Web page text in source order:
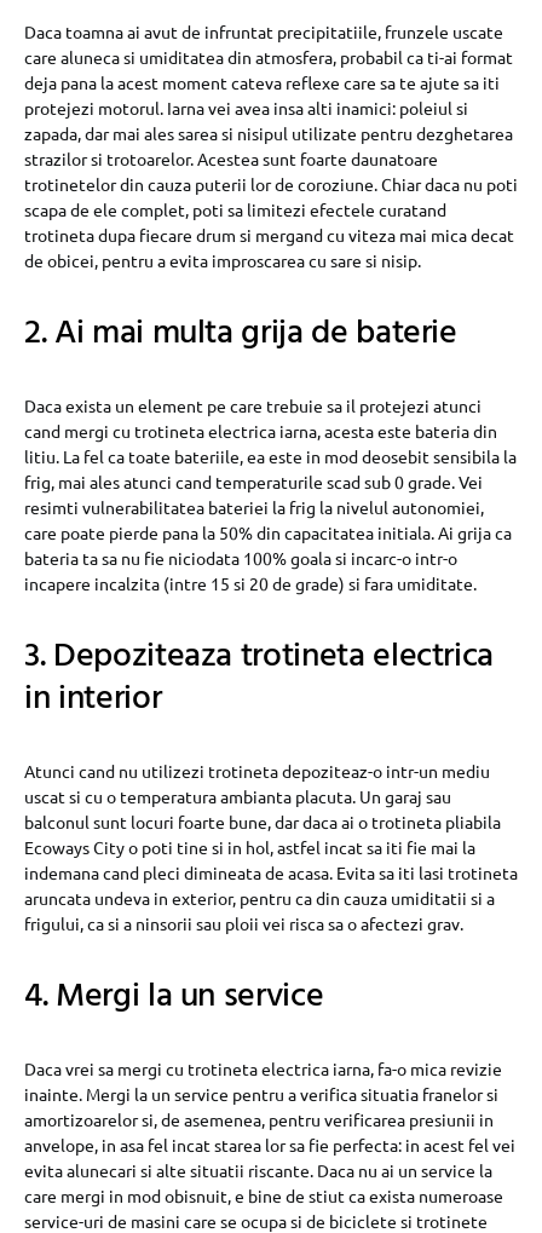
Daca toamna ai avut de infruntat precipitatiile, frunzele uscate
care aluneca si umiditatea din atmosfera, probabil ca ti-ai format
deja pana la acest moment cateva reflexe care sa te ajute sa iti
protejezi motorul. Iarna vei avea insa alti inamici: poleiul si
zapada, dar mai ales sarea si nisipul utilizate pentru dezghetarea
strazilor si trotoarelor. Acestea sunt foarte daunatoare
trotinetelor din cauza puterii lor de coroziune. Chiar daca nu poti
scapa de ele complet, poti sa limitezi efectele curatand
trotineta dupa fiecare drum si mergand cu viteza mai mica decat
de obicei, pentru a evita improscarea cu sare si nisip.
2. Ai mai multa grija de baterie
Daca exista un element pe care trebuie sa il protejezi atunci
cand mergi cu trotineta electrica iarna, acesta este bateria din
litiu. La fel ca toate bateriile, ea este in mod deosebit sensibila la
frig, mai ales atunci cand temperaturile scad sub 0 grade. Vei
resimti vulnerabilitatea bateriei la frig la nivelul autonomiei,
care poate pierde pana la 50% din capacitatea initiala. Ai grija ca
bateria ta sa nu fie niciodata 100% goala si incarc-o intr-o
incapere incalzita (intre 15 si 20 de grade) si fara umiditate.
3. Depoziteaza trotineta electrica
in interior
Atunci cand nu utilizezi trotineta depoziteaz-o intr-un mediu
uscat si cu o temperatura ambianta placuta. Un garaj sau
balconul sunt locuri foarte bune, dar daca ai o trotineta pliabila
Ecoways City o poti tine si in hol, astfel incat sa iti fie mai la
indemana cand pleci dimineata de acasa. Evita sa iti lasi trotineta
aruncata undeva in exterior, pentru ca din cauza umiditatii si a
frigului, ca si a ninsorii sau ploii vei risca sa o afectezi grav.
4. Mergi la un service
Daca vrei sa mergi cu trotineta electrica iarna, fa-o mica revizie
inainte. Mergi la un service pentru a verifica situatia franelor si
amortizoarelor si, de asemenea, pentru verificarea presiunii in
anvelope, in asa fel incat starea lor sa fie perfecta: in acest fel vei
evita alunecari si alte situatii riscante. Daca nu ai un service la
care mergi in mod obisnuit, e bine de stiut ca exista numeroase
service-uri de masini care se ocupa si de biciclete si trotinete